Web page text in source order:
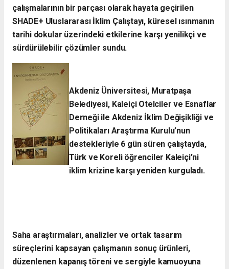
çalışmalarının bir parçası olarak hayata geçirilen
SHADE+ Uluslararası İklim Çalıştayı, küresel ısınmanın
tarihi dokular üzerindeki etkilerine karşı yenilikçi ve
sürdürülebilir çözümler sundu.
Akdeniz Üniversitesi, Muratpaşa
Belediyesi, Kaleiçi Otelciler ve Esnaflar
Derneği ile Akdeniz İklim Değişikliği ve
Politikaları Araştırma Kurulu’nun
destekleriyle 6 gün süren çalıştayda,
Türk ve Koreli öğrenciler Kaleiçi’ni
iklim krizine karşı yeniden kurguladı.​
Saha araştırmaları, analizler ve ortak tasarım
süreçlerini kapsayan çalışmanın sonuç ürünleri,
düzenlenen kapanış töreni ve sergiyle kamuoyuna